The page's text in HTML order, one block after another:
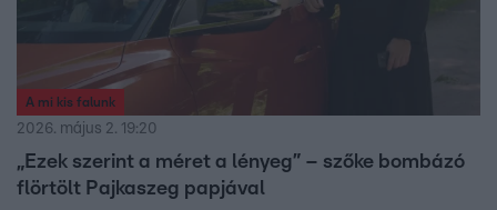
A mi kis falunk
2026. május 2. 19:20
„Ezek szerint a méret a lényeg” – szőke bombázó
flörtölt Pajkaszeg papjával